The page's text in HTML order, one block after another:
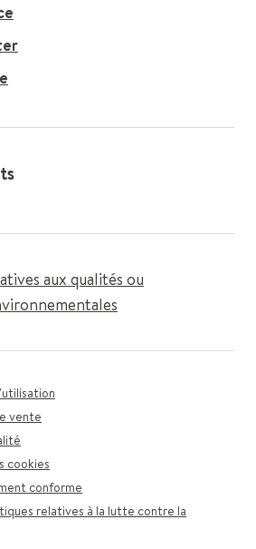
aux qualités ou
vente
cookies
conforme
relatives à la lutte contre la